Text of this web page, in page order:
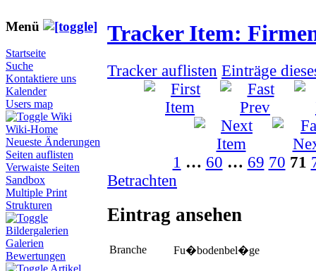
Menü
Startseite
Suche
Kontaktiere uns
Kalender
Users map
Wiki
Wiki-Home
Neueste Änderungen
Seiten auflisten
Verwaiste Seiten
Sandbox
Multiple Print
Strukturen
Bildergalerien
Galerien
Bewertungen
Tracker Item:
Tracker auflisten Einträge
1 … 60 … 69 70 71
Betrachten
Eintrag ansehen
Branche Fu�bodenbel�ge